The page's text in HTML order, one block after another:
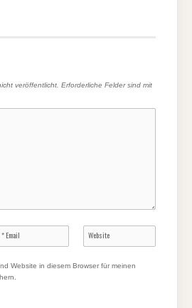
veröffentlicht. Erforderliche Felder sind mit
Website in diesem Browser für meinen